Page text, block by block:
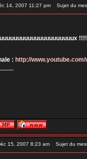
14, 2007 11:27 pm Sujet du
:http://
15, 2007 8:23 am Sujet du